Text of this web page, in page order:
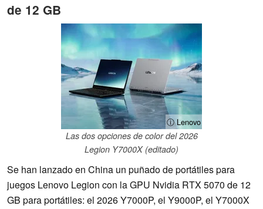
de 12 GB
ⓘ Lenovo
Las dos opciones de color del 2026
Legion Y7000X (editado)
Se han lanzado en China un puñado de portátiles para
juegos Lenovo Legion con la GPU Nvidia RTX 5070 de 12
GB para portátiles: el 2026 Y7000P, el Y9000P, el Y7000X